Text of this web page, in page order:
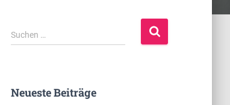
S
u
n
Suchen …
Neueste Beiträge